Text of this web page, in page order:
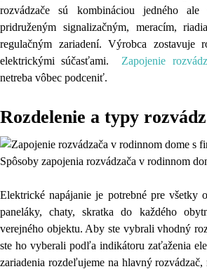
rozvádzače sú kombináciou jedného
pridruženým signalizačným, meracím,
regulačným zariadení. Výrobca zostavuje
elektrickými súčasťami. Zapojenie
netreba vôbec podceniť.
Rozdelenie a typy
Spôsoby zapojenia rozvádzača v rodinnom
Elektrické napájanie je potrebné pre všetky
paneláky, chaty, skratka do každého
verejného objektu. Aby ste vybrali vhodný
ste ho vyberali podľa indikátoru zaťaženia
zariadenia rozdeľujeme na hlavný rozvádzač,